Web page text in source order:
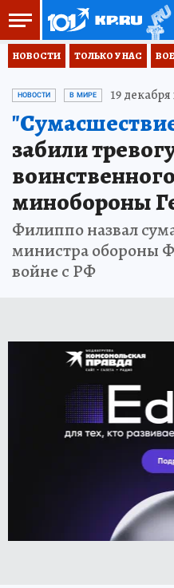
НОВОСТИ ТОЛЬКО У НАС
НОВОСТИ В МИРЕ 19 декабря
забили
минобороны
Филиппо назвал
министра обороны
войне с РФ